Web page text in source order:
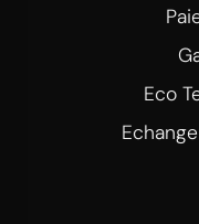
Eco